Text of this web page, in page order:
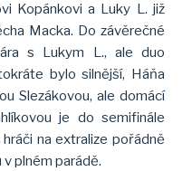
Kopánkovi a Luky L. již
Macka. Do závěrečné
s Lukym L., ale duo
bylo silnější, Háňa
Slezákovou, ale domácí
je do semifinále
na extralize pořádně
plném parádě.